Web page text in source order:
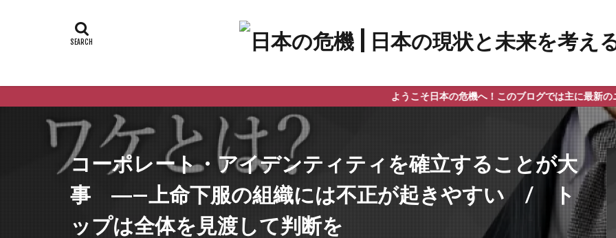
ようこそ日本の危機へ！このブログでは主に最新のニュース、政
コーポレート・アイデンティティを確立することが大
事 ―—上命下服の組織には不正が起きやすい / ト
ップは全体を見渡して判断を